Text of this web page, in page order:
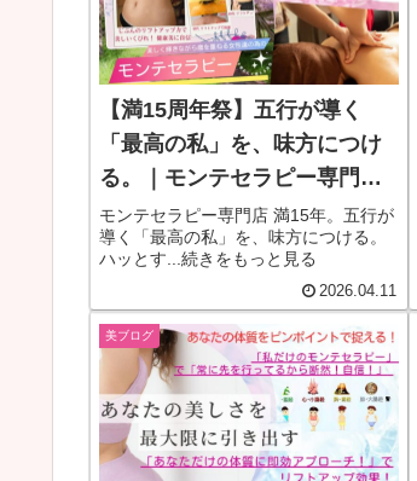
【満15周年祭】五行が導く
「最高の私」を、味方につけ
る。｜モンテセラピー専門店
美・TORIKO
モンテセラピー専門店 満15年。五行が
導く「最高の私」を、味方につける。
ハッとす...続きをもっと見る
2026.04.11
美ブログ